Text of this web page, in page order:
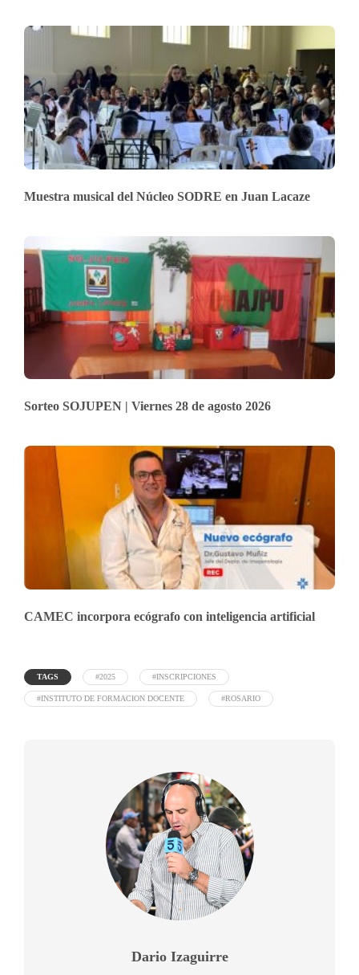
Muestra musical del Núcleo SODRE en Juan Lacaze
Sorteo SOJUPEN | Viernes 28 de agosto 2026
CAMEC incorpora ecógrafo con inteligencia artificial
TAGS #2025 #INSCRIPCIONES
#INSTITUTO DE FORMACION DOCENTE #ROSARIO
Dario Izaguirre